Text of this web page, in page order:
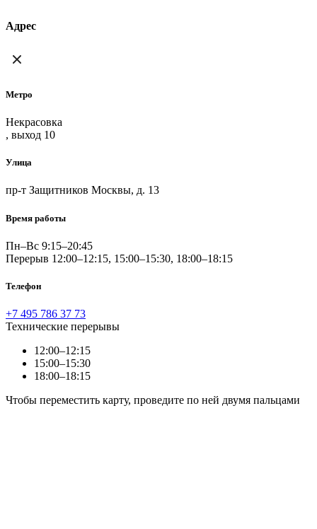
Адрес
Метро
Некрасовка
, выход 10
Улица
пр-т Защитников Москвы, д. 13
Время работы
Пн–Вс 9:15–20:45
Перерыв 12:00–12:15, 15:00–15:30, 18:00–18:15
Телефон
+7 495 786 37 73
Технические перерывы
12:00–12:15
15:00–15:30
18:00–18:15
Чтобы переместить карту, проведите по ней двумя пальцами